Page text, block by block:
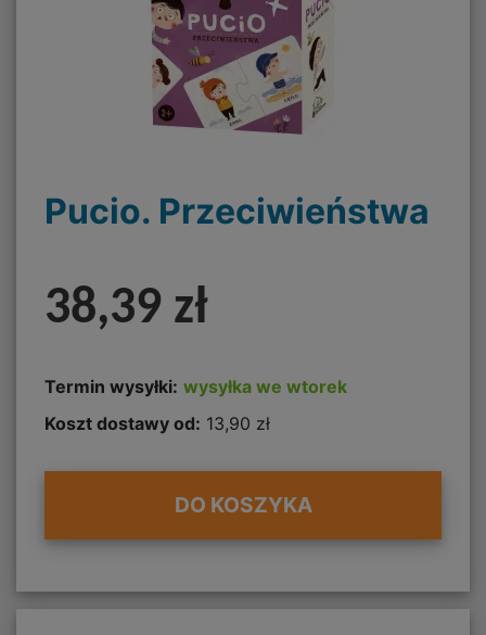
Pucio. Przeciwieństwa
38,39 zł
Termin wysyłki: wysyłka we wtorek
Koszt dostawy od: 13,90 zł
DO KOSZYKA